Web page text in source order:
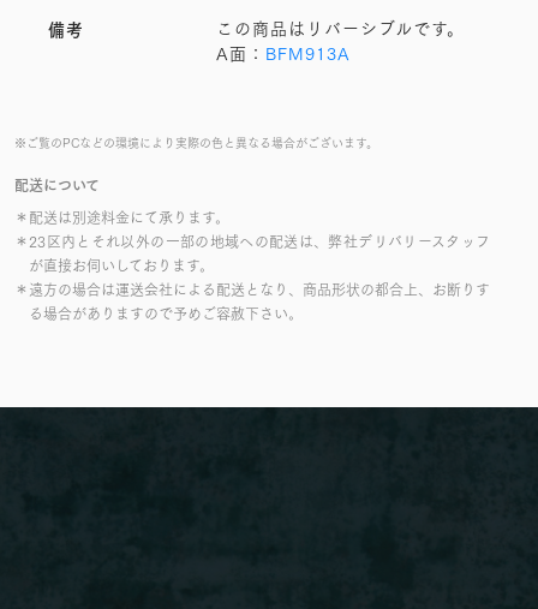
※ご覧のPCなどの環境により実際の色と異なる場合がございます。
配送について
＊配送は別途料金にて承ります。
＊23区内とそれ以外の一部の地域への配送は、弊社デリバリースタッフ
が直接お伺いしております。
＊遠方の場合は運送会社による配送となり、商品形状の都合上、お断りす
る場合がありますので予めご容赦下さい。
備考
この商品はリバーシブルです。
A面： BFM913A